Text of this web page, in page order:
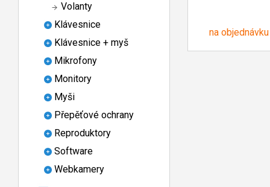
Volanty
Klávesnice
Klávesnice + myš
Mikrofony
Monitory
Myši
Přepěťové ochrany
Reproduktory
Software
Webkamery
na objednávku